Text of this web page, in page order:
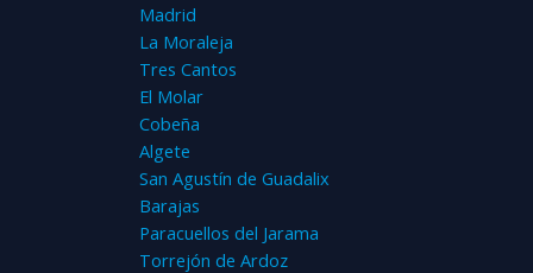
Madrid
La Moraleja
Tres Cantos
El Molar
Cobeña
Algete
San Agustín de Guadalix
Barajas
Paracuellos del Jarama
Torrejón de Ardoz